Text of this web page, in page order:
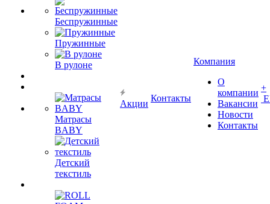
Беспружинные
Пружинные
В рулоне
Матрасы
BABY
Детский
текстиль
Акции
Контакты
Компания
О
компании
Вакансии
Новости
Контакты
+